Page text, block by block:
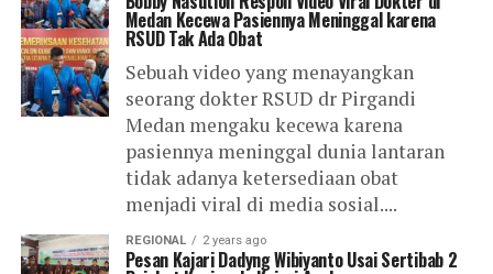
Medan Kecewa Pasiennya Meninggal karena
RSUD Tak Ada Obat
Sebuah video yang menayangkan
seorang dokter RSUD dr Pirgandi
Medan mengaku kecewa karena
pasiennya meninggal dunia lantaran
tidak adanya ketersediaan obat
menjadi viral di media sosial....
REGIONAL 2 years ago
Pesan Kajari Dadyng Wibiyanto Usai Sertibab 2